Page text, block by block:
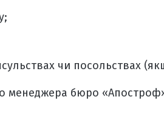
чи посольствах
менеджера бюро